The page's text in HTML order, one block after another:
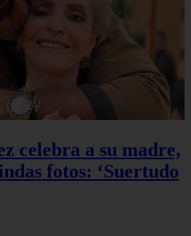
celebra a su madre,
fotos: ‘Suertudo